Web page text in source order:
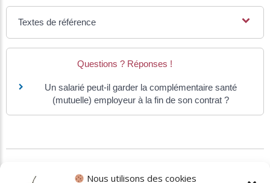
Nous utilisons des cookies
Textes de référence
Questions ? Réponses !
Un salarié peut-il garder la complémentaire santé
(mutuelle) employeur à la fin de son contrat ?